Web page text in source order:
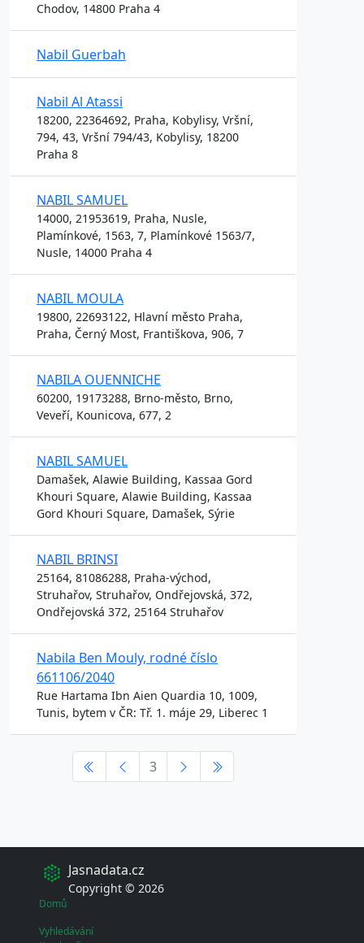
Chodov, 14800 Praha 4
Nabil Guerbah
Nabil Al Atassi
18200, 22364692, Praha, Kobylisy, Vršní,
794, 43, Vršní 794/43, Kobylisy, 18200
Praha 8
NABIL SAMUEL
14000, 21953619, Praha, Nusle,
Plamínkové, 1563, 7, Plamínkové 1563/7,
Nusle, 14000 Praha 4
NABIL MOULA
19800, 22693122, Hlavní město Praha,
Praha, Černý Most, Františkova, 906, 7
NABILA OUENNICHE
60200, 19173288, Brno-město, Brno,
Veveří, Kounicova, 677, 2
NABIL SAMUEL
Damašek, Alawie Building, Kassaa Gord
Khouri Square, Alawie Building, Kassaa
Gord Khouri Square, Damašek, Sýrie
NABIL BRINSI
25164, 81086288, Praha-východ,
Struhařov, Struhařov, Ondřejovská, 372,
Ondřejovská 372, 25164 Struhařov
Nabila Ben Mouly, rodné číslo
661106/2040
Rue Hartama Ibn Aien Quardia 10, 1009,
Tunis, bytem v ČR: Tř. 1. máje 29, Liberec 1
3
Jasnadata.cz
Copyright © 2026
Domů
Vyhledávání